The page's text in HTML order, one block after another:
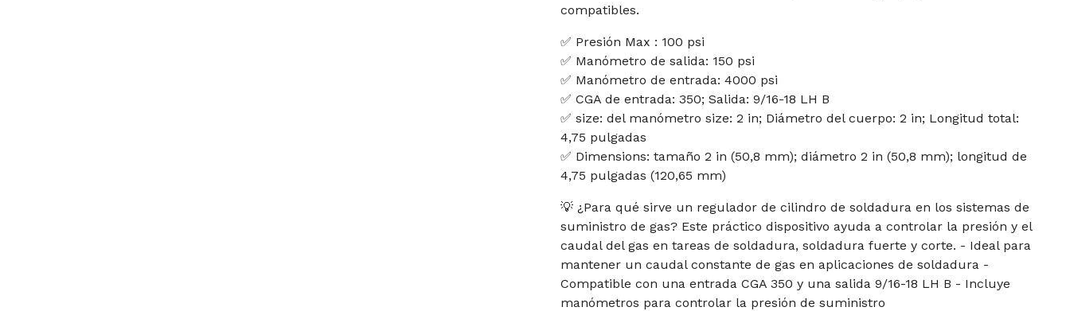
compatibles.
✅ Presión Max : 100 psi
✅ Manómetro de salida: 150 psi
✅ Manómetro de entrada: 4000 psi
✅ CGA de entrada: 350; Salida: 9/16-18 LH B
✅ size: del manómetro size: 2 in; Diámetro del cuerpo: 2 in; Longitud total:
4,75 pulgadas
✅ Dimensions: tamaño 2 in (50,8 mm); diámetro 2 in (50,8 mm); longitud de
4,75 pulgadas (120,65 mm)
💡 ¿Para qué sirve un regulador de cilindro de soldadura en los sistemas de
suministro de gas? Este práctico dispositivo ayuda a controlar la presión y el
caudal del gas en tareas de soldadura, soldadura fuerte y corte. - Ideal para
mantener un caudal constante de gas en aplicaciones de soldadura -
Compatible con una entrada CGA 350 y una salida 9/16-18 LH B - Incluye
manómetros para controlar la presión de suministro